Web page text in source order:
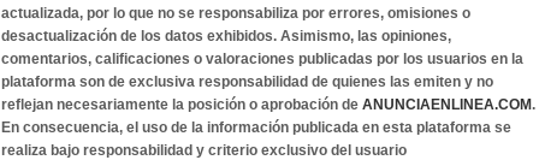
actualizada, por lo que no se responsabiliza por errores, omisiones o
desactualización de los datos exhibidos. Asimismo, las opiniones,
comentarios, calificaciones o valoraciones publicadas por los usuarios en la
plataforma son de exclusiva responsabilidad de quienes las emiten y no
reflejan necesariamente la posición o aprobación de ANUNCIAENLINEA.COM.
En consecuencia, el uso de la información publicada en esta plataforma se
realiza bajo responsabilidad y criterio exclusivo del usuario